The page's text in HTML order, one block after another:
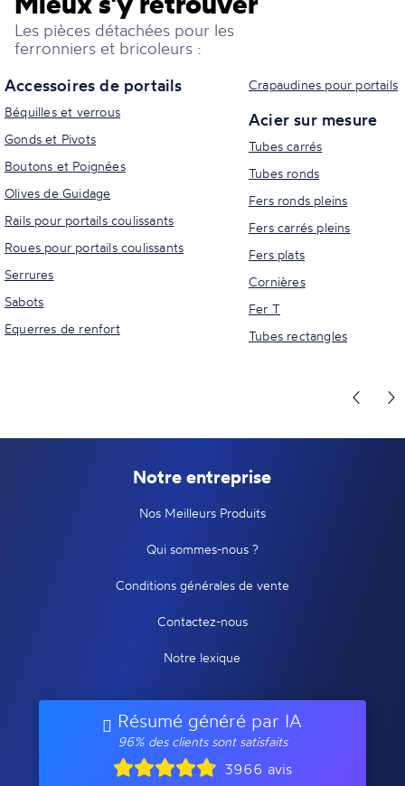
Les pièces détachées pour les
ferronniers et bricoleurs :
Accessoires de portails
Béquilles et verrous
Gonds et Pivots
Boutons et Poignées
Olives de Guidage
Rails pour portails coulissants
Roues pour portails coulissants
Serrures
Sabots
Equerres de renfort
Crapaudines pour portails
Acier sur mesure
Tubes carrés
Tubes ronds
Fers ronds pleins
Fers carrés pleins
Fers plats
Cornières
Fer T
Tubes rectangles
Notre entreprise
Nos Meilleurs Produits
Qui sommes-nous ?
Conditions générales de vente
Contactez-nous
Notre lexique
Résumé généré par IA
96% des clients sont satisfaits
3966 avis